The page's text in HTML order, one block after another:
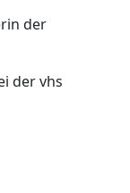
der
der vhs